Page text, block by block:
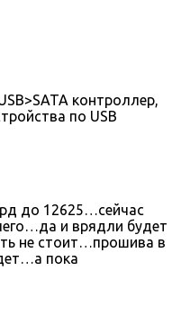
контроллер,
по USB
до 12625…сейчас
и врядли будет
не стоит…прошива в
пока